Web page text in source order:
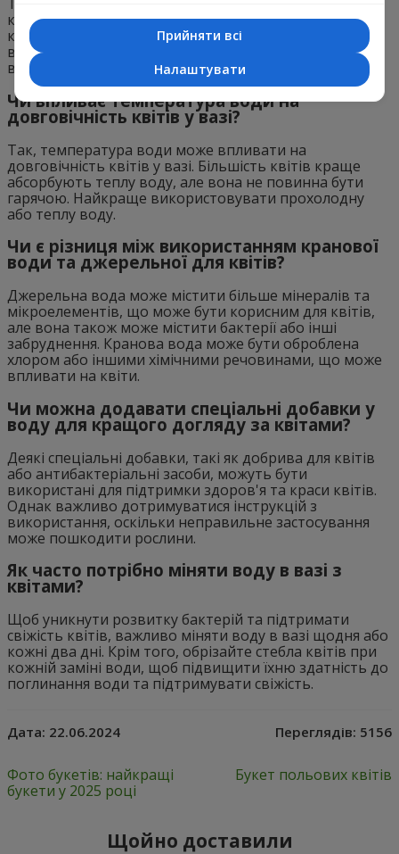
квітів, але краще залишати її охолодженою до
кімнатної температури перед поливом. Кип'ятіння
води може допомогти знищити бактерії, але гаряча
вода може пошкодити чутливі стебла квітів.
Чи впливає температура води на
довговічність квітів у вазі?
Так, температура води може впливати на
довговічність квітів у вазі. Більшість квітів краще
абсорбують теплу воду, але вона не повинна бути
гарячою. Найкраще використовувати прохолодну
або теплу воду.
Чи є різниця між використанням кранової
води та джерельної для квітів?
Джерельна вода може містити більше мінералів та
мікроелементів, що може бути корисним для квітів,
але вона також може містити бактерії або інші
забруднення. Кранова вода може бути оброблена
хлором або іншими хімічними речовинами, що може
впливати на квіти.
Чи можна додавати спеціальні добавки у
воду для кращого догляду за квітами?
Деякі спеціальні добавки, такі як добрива для квітів
або антибактеріальні засоби, можуть бути
використані для підтримки здоров'я та краси квітів.
Однак важливо дотримуватися інструкцій з
використання, оскільки неправильне застосування
може пошкодити рослини.
Як часто потрібно міняти воду в вазі з
квітами?
Щоб уникнути розвитку бактерій та підтримати
свіжість квітів, важливо міняти воду в вазі щодня або
кожні два дні. Крім того, обрізайте стебла квітів при
кожній заміні води, щоб підвищити їхню здатність до
поглинання води та підтримувати свіжість.
Дата: 22.06.2024 Переглядів: 5156
Фото букетів: найкращі
букети у 2025 році
Букет польових квітів
Щойно доставили
Прийняти всі
Налаштувати